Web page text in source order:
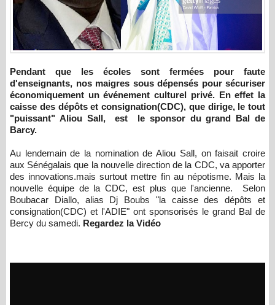
Pendant que les écoles sont fermées pour faute
d'enseignants, nos maigres sous dépensés pour sécuriser
économiquement un événement culturel privé. En effet la
caisse des dépôts et consignation(CDC), que dirige, le tout
"puissant" Aliou Sall, est le sponsor du grand Bal de
Barcy.
Au lendemain de la nomination de Aliou Sall, on faisait croire
aux Sénégalais que la nouvelle direction de la CDC, va apporter
des innovations.mais surtout mettre fin au népotisme. Mais la
nouvelle équipe de la CDC, est plus que l'ancienne. Selon
Boubacar Diallo, alias Dj Boubs "la caisse des dépôts et
consignation(CDC) et l'ADIE" ont sponsorisés le grand Bal de
Bercy du samedi. Regardez la Vidéo